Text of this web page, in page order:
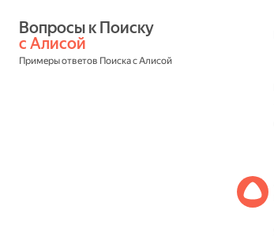
с Алисой
Примеры ответов Поиска с Алисой